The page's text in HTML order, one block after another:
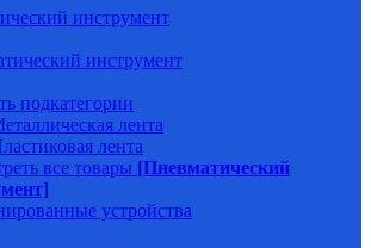
инструмент
инструмент
подкатегории
лента
лента
все товары [Пневматический
устройства